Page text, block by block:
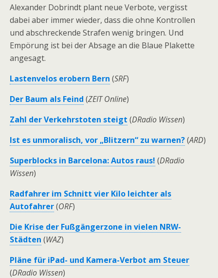
Alexander Dobrindt plant neue Verbote, vergisst
dabei aber immer wieder, dass die ohne Kontrollen
und abschreckende Strafen wenig bringen. Und
Empörung ist bei der Absage an die Blaue Plakette
angesagt.
Lastenvelos erobern Bern (SRF)
Der Baum als Feind (ZEIT Online)
Zahl der Verkehrstoten steigt (DRadio Wissen)
Ist es unmoralisch, vor „Blitzern“ zu warnen?(ARD)
Superblocks in Barcelona: Autos raus! (DRadio
Wissen)
Radfahrer im Schnitt vier Kilo leichter als
Autofahrer(ORF)
Die Krise der Fußgängerzone in vielen NRW-
Städten (WAZ)
Pläne für iPad- und Kamera-Verbot am Steuer
(DRadio Wissen)